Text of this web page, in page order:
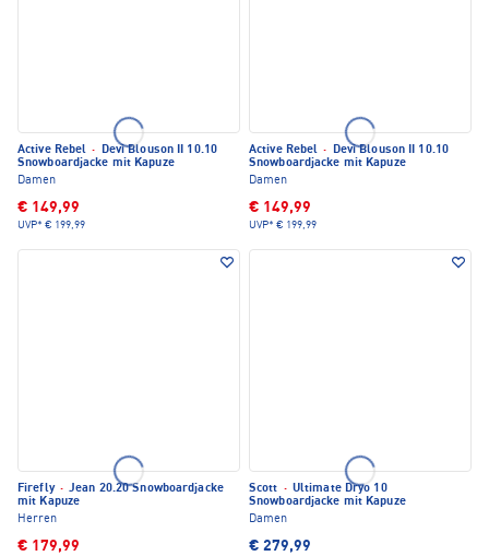
Active Rebel ·
Devi Blouson II 10.10
Snowboardjacke mit Kapuze
Damen
€ 149,99
UVP* € 199,99
Active Rebel ·
Devi Blouson II 10.10
Snowboardjacke mit Kapuze
Damen
€ 149,99
UVP* € 199,99
Firefly · Jean 20.20 Snowboardjacke
mit Kapuze
Herren
€ 179,99
Scott · Ultimate Dryo 10
Snowboardjacke mit Kapuze
Damen
€ 279,99